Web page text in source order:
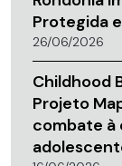
Protegida
26/06/2026
Childhood
Projeto
combate à